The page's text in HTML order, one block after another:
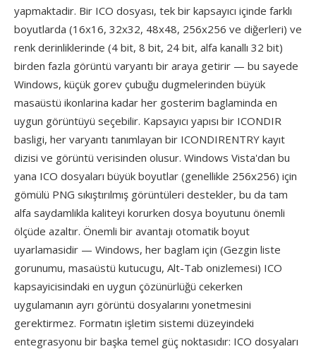
yapmaktadir. Bir ICO dosyası, tek bir kapsayıcı içinde farklı
boyutlarda (16x16, 32x32, 48x48, 256x256 ve diğerleri) ve
renk derinliklerinde (4 bit, 8 bit, 24 bit, alfa kanallı 32 bit)
birden fazla görüntü varyantı bir araya getirir — bu sayede
Windows, küçük gorev çubuğu dugmelerinden büyük
masaüstü ikonlarina kadar her gosterim baglaminda en
uygun görüntüyü seçebilir. Kapsayıcı yapısı bir ICONDIR
basligi, her varyantı tanımlayan bir ICONDIRENTRY kayıt
dizisi ve görüntü verisinden olusur. Windows Vista'dan bu
yana ICO dosyaları büyük boyutlar (genellikle 256x256) için
gömülü PNG sıkıştırılmış görüntüleri destekler, bu da tam
alfa saydamlikla kaliteyi korurken dosya boyutunu önemli
ölçüde azaltır. Önemli bir avantajı otomatik boyut
uyarlamasidir — Windows, her baglam için (Gezgin liste
gorunumu, masaüstü kutucugu, Alt-Tab onizlemesi) ICO
kapsayicisindaki en uygun çözünürlüğü cekerken
uygulamanın ayrı görüntü dosyalarını yonetmesini
gerektirmez. Formatın işletim sistemi düzeyindeki
entegrasyonu bir başka temel güç noktasıdır: ICO dosyaları